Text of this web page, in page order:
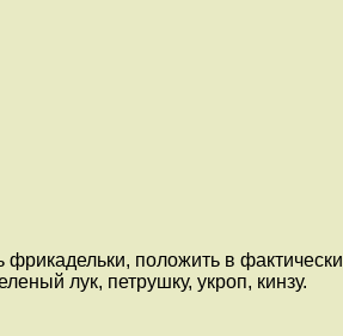
положить в
лук, петрушку, укроп, кинзу.